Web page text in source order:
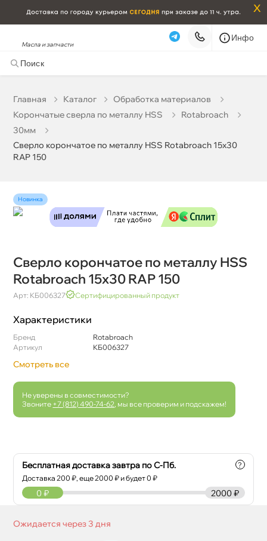
x
Масла и запчасти
Инфо
Главная Катало
Обработка материало
Корончатые сверла по металлу HSS
Rotabroach
30мм
Сверло корончатое по металлу HSS Rotabroach 15х30
RAP 150
Новинка
Сверло корончатое по металлу HSS
Rotabroach 15х30 RAP 150
Арт: КБ006327 Сертифицированный продукт
Характеристики
Бренд
Rotabroach
Артикул
КБ006327
Смотреть все
Не уверены в совместимости?
Звоните +7 (812) 490-74-62 , мы все проверим и подскажем!
Бесплатная доставка завтра по С-Пб.
Доставка200 ₽, еще2000 ₽ и будет 0 ₽
?
2000 ₽
0 ₽
Ожидается через 3 дня
Сверло корончатое по металлу HSS Rotabroach 15х30
Бесплатная
Срочная за 2 ч – 399 ₽ Сегодня, 10.08